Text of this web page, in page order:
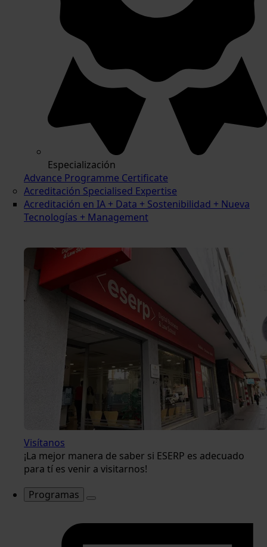
Especialización
Advance Programme Certificate
Acreditación Specialised Expertise
Acreditación en IA + Data + Sostenibilidad + Nueva
Tecnologías + Management
Visítanos
¡La mejor manera de saber si ESERP es adecuado
para tí es venir a visitarnos!
Programas